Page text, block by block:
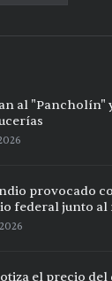
al "Pancholín"
provocado
federal junto
el precio